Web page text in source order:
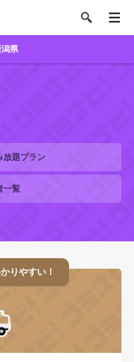
潟県
放題プラン
一覧
りやすい！